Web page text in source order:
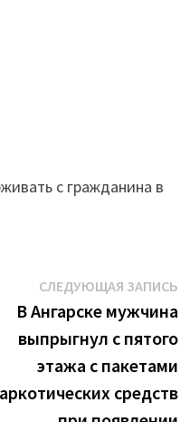
с гражданина в
СЛЕДУЮЩАЯ ЗАПИСЬ
В Ангарске мужчина
выпрыгнул с пятого
этажа с пакетами
средств